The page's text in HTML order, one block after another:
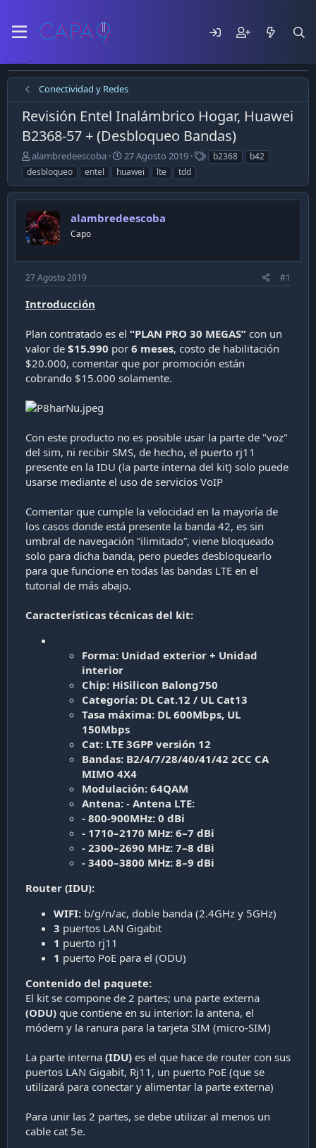
Conectividad y Redes
Revisión Entel Inalámbrico Hogar, Huawei
B2368-57 + (Desbloqueo Bandas)
E
m
p
e
ó
e
l
m
alambredeescoba
F
e
c
h
d
c
i
n
27 Agosto 2019
T
a
s
b2368
b42
desbloqueo
entel huawei lte tdd
alambredeescoba
Capo
27 Agosto 2019 #1
Introducción
Plan contratado es el “PLAN PRO 30 MEGAS” con un
valor de $15.990 por 6 meses, costo de habilitación
$20.000, comentar que por promoción están
cobrando $15.000 solamente.
Con este producto no es posible usar la parte de "voz"
del sim, ni recibir SMS, de hecho, el puerto rj11
presente en la IDU (la parte interna del kit) solo puede
usarse mediante el uso de servicios VoIP
Comentar que cumple la velocidad en la mayoría de
los casos donde está presente la banda 42, es sin
umbral de navegación “ilimitado”, viene bloqueado
solo para dicha banda, pero puedes desbloquearlo
para que funcione en todas las bandas LTE en el
tutorial de más abajo.
Características técnicas del kit:
Forma: Unidad exterior + Unidad
interior
Chip: HiSilicon Balong750
Categoría: DL Cat.12 / UL Cat13
Tasa máxima: DL 600Mbps, UL
150Mbps
Cat: LTE 3GPP versión 12
Bandas: B2/4/7/28/40/41/42 2CC CA
MIMO 4X4
Modulación: 64QAM
Antena: - Antena LTE:
- 800-900MHz: 0 dBi
- 1710–2170 MHz: 6–7 dBi
- 2300–2690 MHz: 7–8 dBi
- 3400–3800 MHz: 8–9 dBi
Router (IDU):
WIFI: b/g/n/ac, doble banda (2.4GHz y 5GHz)
3 puertos LAN Gigabit
1 puerto rj11
1 puerto PoE para el (ODU)
Contenido del paquete:
El kit se compone de 2 partes; una parte externa
(ODU) que contiene en su interior: la antena, el
módem y la ranura para la tarjeta SIM (micro-SIM)
La parte interna (IDU) es el que hace de router con sus
puertos LAN Gigabit, Rj11, un puerto PoE (que se
utilizará para conectar y alimentar la parte externa)
Para unir las 2 partes, se debe utilizar al menos un
cable cat 5e.